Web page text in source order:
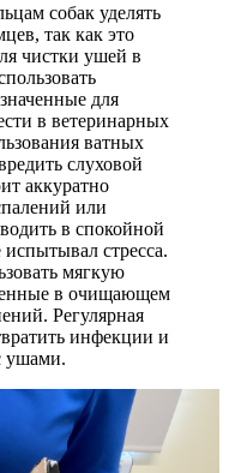
собак уделять
так как это
чистки ушей в
для
в ветеринарных
ватных
слуховой
аккуратно
или
в спокойной
стресса.
мягкую
в очищающем
Регулярная
инфекции и
ушами.